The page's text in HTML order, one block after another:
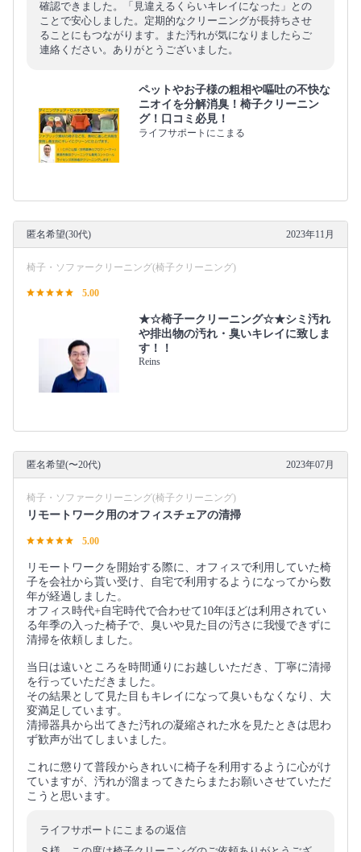
確認できました。「見違えるくらいキレイになった」との
ことで安心しました。定期的なクリーニングが長持ちさせ
ることにもつながります。また汚れが気になりましたらご
連絡ください。ありがとうございました。
ペットやお子様の粗相や嘔吐の不快な
ニオイを分解消臭！椅子クリーニン
グ！口コミ必見！
ライフサポートにこまる
匿名希望(30代) 2023年11月
椅子・ソファークリーニング(椅子クリーニング)
5.00
★☆椅子ークリーニング☆★シミ汚れ
や排出物の汚れ・臭いキレイに致しま
す！！
Reins
匿名希望(〜20代) 2023年07月
椅子・ソファークリーニング(椅子クリーニング)
リモートワーク用のオフィスチェアの清掃
5.00
リモートワークを開始する際に、オフィスで利用していた椅
子を会社から貰い受け、自宅で利用するようになってから数
年が経過しました。
オフィス時代+自宅時代で合わせて10年ほどは利用されてい
る年季の入った椅子で、臭いや見た目の汚さに我慢できずに
清掃を依頼しました。
当日は遠いところを時間通りにお越しいただき、丁寧に清掃
を行っていただきました。
その結果として見た目もキレイになって臭いもなくなり、大
変満足しています。
清掃器具から出てきた汚れの凝縮された水を見たときは思わ
ず歓声が出てしまいました。
これに懲りて普段からきれいに椅子を利用するように心がけ
ていますが、汚れが溜まってきたらまたお願いさせていただ
こうと思います。
ライフサポートにこまるの返信